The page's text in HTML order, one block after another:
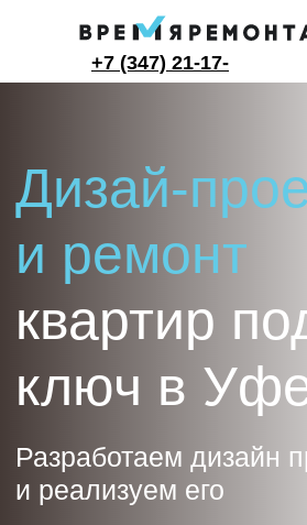
+7 (347) 21-17-
и ремонт
квартир под
ключ в Уфе
Разработаем дизайн проект
и реализуем его
Рассчитать индивидуальный ремонт
Заказать дизайн-проект